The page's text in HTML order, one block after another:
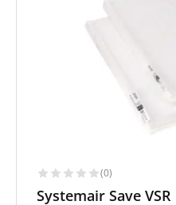
(0)
Systemair Save